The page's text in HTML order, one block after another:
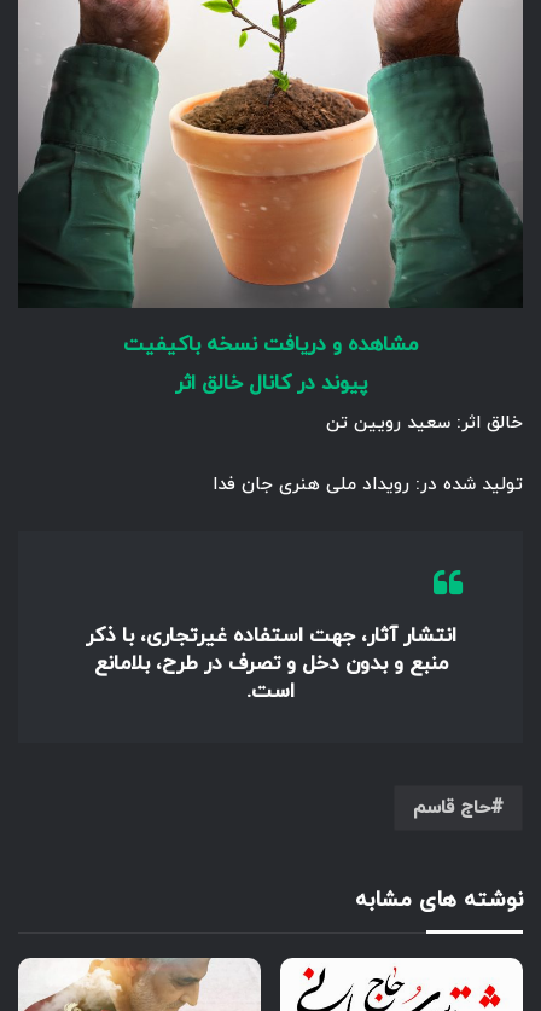
مشاهده و دریافت نسخه باکیفیت
پیوند در کانال خالق اثر
خالق اثر: سعید رویین تن
تولید شده در: رویداد ملی هنری جان فدا
انتشار آثار، جهت استفاده غیرتجاری، با ذکر
منبع و بدون دخل و تصرف در طرح، بلامانع
است.
حاج قاسم
نوشته های مشابه